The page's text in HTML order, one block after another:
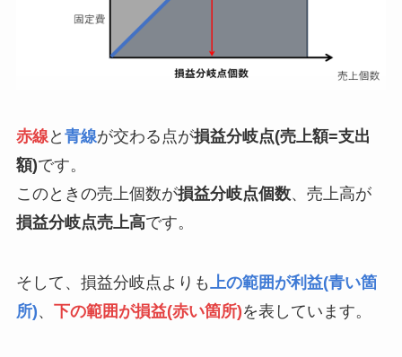
赤線 と 青線が交わる点が損益分岐点(売上額=支出
額)です。
このときの売上個数が損益分岐点個数、売上高が
損益分岐点売上高です。
そして、損益分岐点よりも上の範囲が利益(青い箇
所)、 下の範囲が損益(赤い箇所)を表しています。